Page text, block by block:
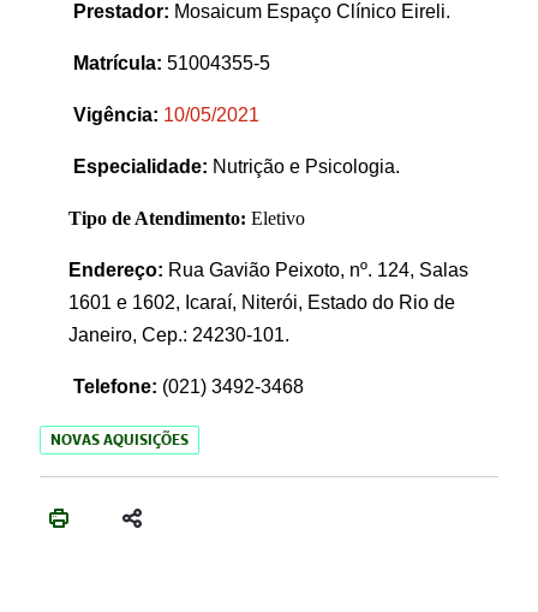
Prestador: Mosaicum Espaço Clínico Eireli.
Matrícula: 51004355-5
Vigência: 10/05/2021
Especialidade: Nutrição e Psicologia.
Tipo de Atendimento: Eletivo
Endereço: Rua Gavião Peixoto, nº. 124, Salas
1601 e 1602, Icaraí, Niterói, Estado do Rio de
Janeiro, Cep.: 24230-101.
Telefone: (021) 3492-3468
NOVAS AQUISIÇÕES